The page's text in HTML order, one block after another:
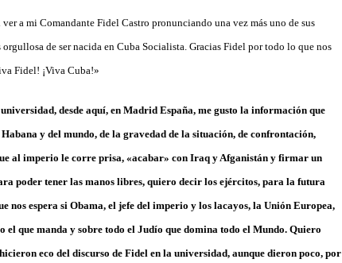
a mi Comandante Fidel Castro pronunciando una vez más uno de sus
de ser nacida en Cuba Socialista. Gracias Fidel por todo lo que nos
Fidel! ¡Viva Cuba!»
desde aquí, en Madrid España, me gusto la información que
y del mundo, de la gravedad de la situación, de confrontación,
al imperio le corre prisa, «acabar» con Iraq y Afganistán y firmar un
poder tener las manos libres, quiero decir los ejércitos, para la futura
nos espera si Obama, el jefe del imperio y los lacayos, la Unión Europea,
el que manda y sobre todo el Judío que domina todo el Mundo. Quiero
eco del discurso de Fidel en la universidad, aunque dieron poco, por